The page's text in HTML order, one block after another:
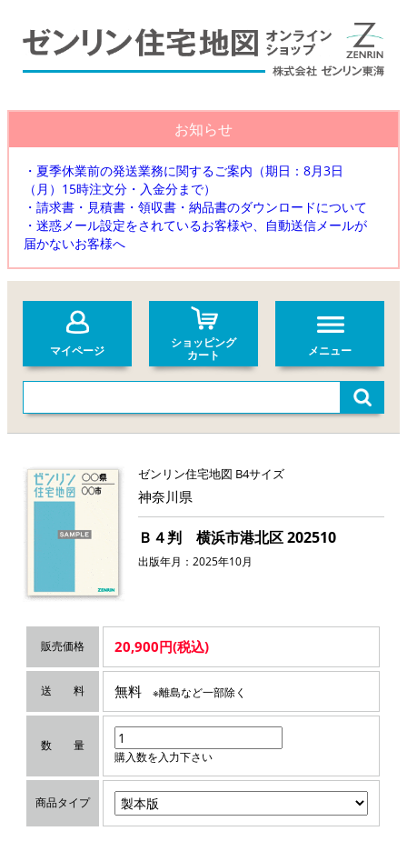
お知らせ
・夏季休業前の発送業務に関するご案内（期日：8月3日
（月）15時注文分・入金分まで）
・請求書・見積書・領収書・納品書のダウンロードについて
・迷惑メール設定をされているお客様や、自動送信メールが
届かないお客様へ
マイページ
ショッピング
カート
メニュー
ゼンリン住宅地図 B4サイズ
神奈川県
Ｂ４判 横浜市港北区 202510
出版年月：2025年10月
販売価格 20,900円(税込)
送 料 無料 ※離島など一部除く
数 量
購入数を入力下さい
商品タイプ